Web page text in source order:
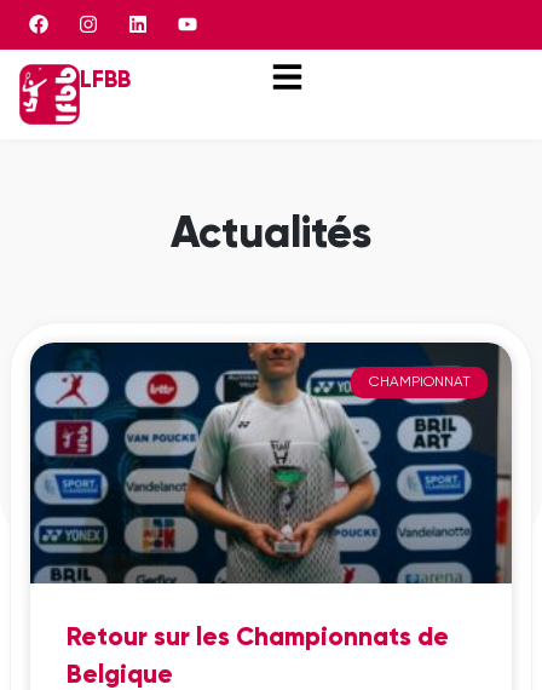
Panneau de gestion des cookies
LFBB
Actualités
CHAMPIONNAT
Retour sur les Championnats de
Belgique